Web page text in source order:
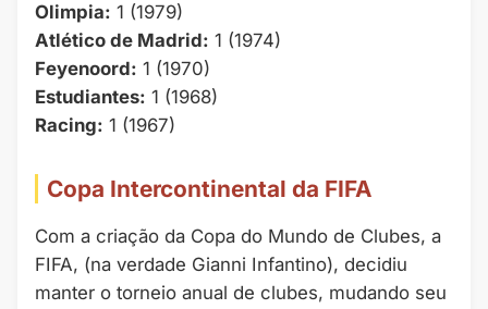
Olimpia: 1 (1979)
Atlético de Madrid: 1 (1974)
Feyenoord: 1 (1970)
Estudiantes: 1 (1968)
Racing: 1 (1967)
Copa Intercontinental da FIFA
Com a criação da Copa do Mundo de Clubes, a
FIFA, (na verdade Gianni Infantino), decidiu
manter o torneio anual de clubes, mudando seu